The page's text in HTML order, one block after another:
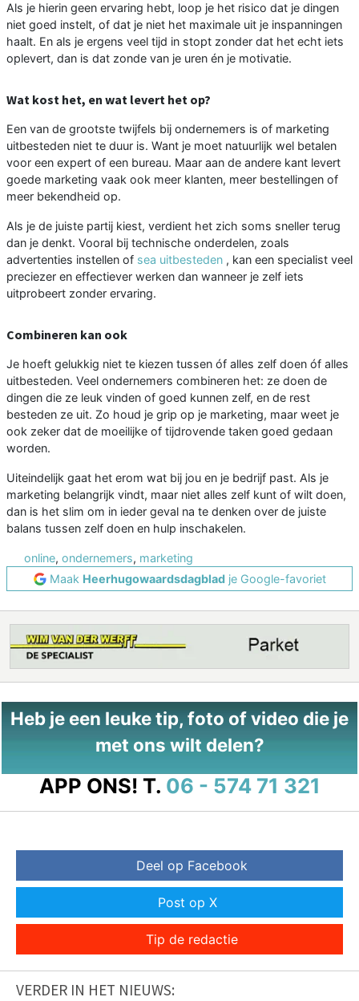
Als je hierin geen ervaring hebt, loop je het risico dat je dingen
niet goed instelt, of dat je niet het maximale uit je inspanningen
haalt. En als je ergens veel tijd in stopt zonder dat het echt iets
oplevert, dan is dat zonde van je uren én je motivatie.
Wat kost het, en wat levert het op?
Een van de grootste twijfels bij ondernemers is of marketing
uitbesteden niet te duur is. Want je moet natuurlijk wel betalen
voor een expert of een bureau. Maar aan de andere kant levert
goede marketing vaak ook meer klanten, meer bestellingen of
meer bekendheid op.
Als je de juiste partij kiest, verdient het zich soms sneller terug
dan je denkt. Vooral bij technische onderdelen, zoals
advertenties instellen of sea uitbesteden , kan een specialist veel
preciezer en effectiever werken dan wanneer je zelf iets
uitprobeert zonder ervaring.
Combineren kan ook
Je hoeft gelukkig niet te kiezen tussen óf alles zelf doen óf alles
uitbesteden. Veel ondernemers combineren het: ze doen de
dingen die ze leuk vinden of goed kunnen zelf, en de rest
besteden ze uit. Zo houd je grip op je marketing, maar weet je
ook zeker dat de moeilijke of tijdrovende taken goed gedaan
worden.
Uiteindelijk gaat het erom wat bij jou en je bedrijf past. Als je
marketing belangrijk vindt, maar niet alles zelf kunt of wilt doen,
dan is het slim om in ieder geval na te denken over de juiste
balans tussen zelf doen en hulp inschakelen.
online, ondernemers, marketing
Maak Heerhugowaardsdagbladje Google-favoriet
Heb je een leuke tip, foto of video die je
met ons wilt delen?
APP ONS! T. 06 - 574 71 321
Deel op Facebook
Post op X
Tip de redactie
VERDER IN HET NIEUWS: